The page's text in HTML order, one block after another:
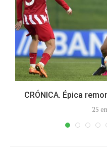
CRÓNICA. Épica
25